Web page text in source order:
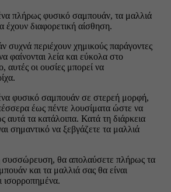
πλήρως φυσικό σαμπουάν, τα μαλλιά
έχουν διαφορετική αίσθηση.
συχνά περιέχουν χημικούς παράγοντες
φαίνονται λεία και εύκολα στο
αυτές οι ουσίες μπορεί να
φυσικό σαμπουάν σε στερεή μορφή,
έως πέντε λουσίματα ώστε να
τα κατάλοιπα. Κατά τη διάρκεια
σημαντικό να ξεβγάζετε τα μαλλιά
συσσώρευση, θα απολαύσετε πλήρως τα
και τα μαλλιά σας θα είναι
ισορροπημένα.